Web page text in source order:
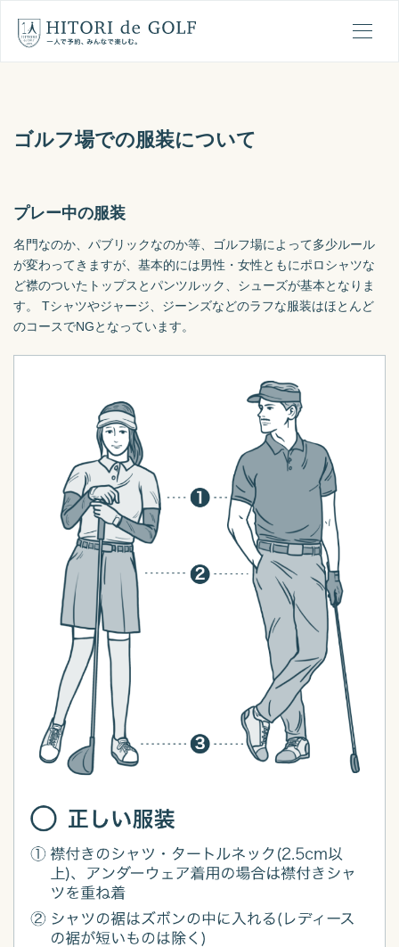
ゴルフ場での服装について
プレー中の服装
名門なのか、パブリックなのか等、ゴルフ場によって多少ルール
が変わってきますが、基本的には男性・女性ともにポロシャツな
ど襟のついたトップスとパンツルック、シューズが基本となりま
す。 Tシャツやジャージ、ジーンズなどのラフな服装はほとんど
のコースでNGとなっています。